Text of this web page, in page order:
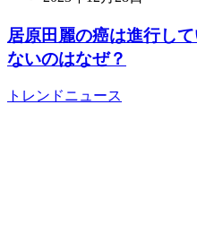
居原田麗の癌は進行し
ないのはなぜ？
トレンドニュース